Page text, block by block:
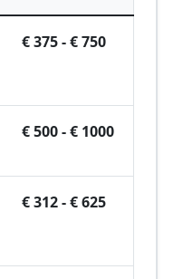
€ 375 - € 750
€ 500 - € 1000
€ 312 - € 625